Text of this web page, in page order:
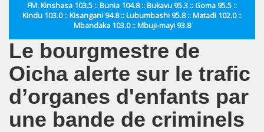
FM: Kinshasa 103.5 :: Bunia 104.8 :: Bukavu 95.3 :: Goma 95.5 ::
Kindu 103.0 :: Kisangani 94.8 :: Lubumbashi 95.8 :: Matadi 102.0 ::
Mbandaka 103.0 :: Mbuji-mayi 93.8
Le bourgmestre de
Oicha alerte sur le trafic
d’organes d'enfants par
une bande de criminels